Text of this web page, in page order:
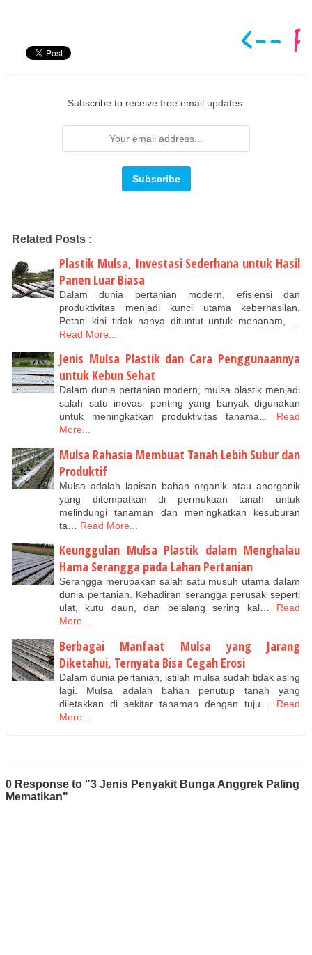
Subscribe to receive free email updates:
Related Posts :
Plastik Mulsa, Investasi Sederhana untuk Hasil
Panen Luar Biasa
Dalam dunia pertanian modern, efisiensi dan
produktivitas menjadi kunci utama keberhasilan.
Petani kini tidak hanya dituntut untuk menanam, …
Read More...
Jenis Mulsa Plastik dan Cara Penggunaannya
untuk Kebun Sehat
Dalam dunia pertanian modern, mulsa plastik menjadi
salah satu inovasi penting yang banyak digunakan
untuk meningkatkan produktivitas tanama…
Read
More...
Mulsa Rahasia Membuat Tanah Lebih Subur dan
Produktif
Mulsa adalah lapisan bahan organik atau anorganik
yang ditempatkan di permukaan tanah untuk
melindungi tanaman dan meningkatkan kesuburan
ta…
Read More...
Keunggulan Mulsa Plastik dalam Menghalau
Hama Serangga pada Lahan Pertanian
Serangga merupakan salah satu musuh utama dalam
dunia pertanian. Kehadiran serangga perusak seperti
ulat, kutu daun, dan belalang sering kal…
Read
More...
Berbagai Manfaat Mulsa yang Jarang
Diketahui, Ternyata Bisa Cegah Erosi
Dalam dunia pertanian, istilah mulsa sudah tidak asing
lagi. Mulsa adalah bahan penutup tanah yang
diletakkan di sekitar tanaman dengan tuju…
Read
More...
0 Response to "3 Jenis Penyakit Bunga Anggrek Paling
Mematikan"